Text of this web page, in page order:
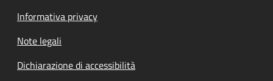
Informativa privacy
Note legali
Dichiarazione di accessibilità